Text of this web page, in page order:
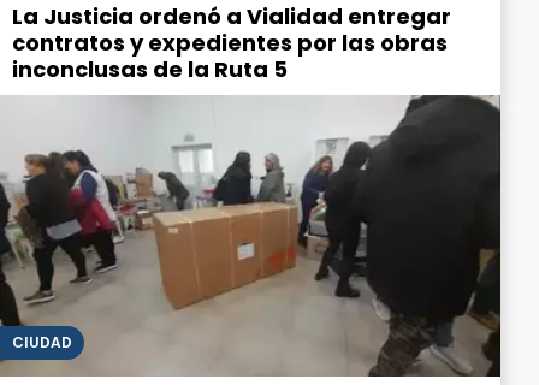
La Justicia ordenó a Vialidad entregar
contratos y expedientes por las obras
inconclusas de la Ruta 5
CIUDAD